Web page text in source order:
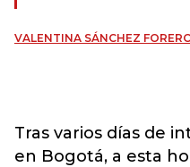
VALENTINA SÁNCHEZ
Tras varios días de
en Bogotá, a esta